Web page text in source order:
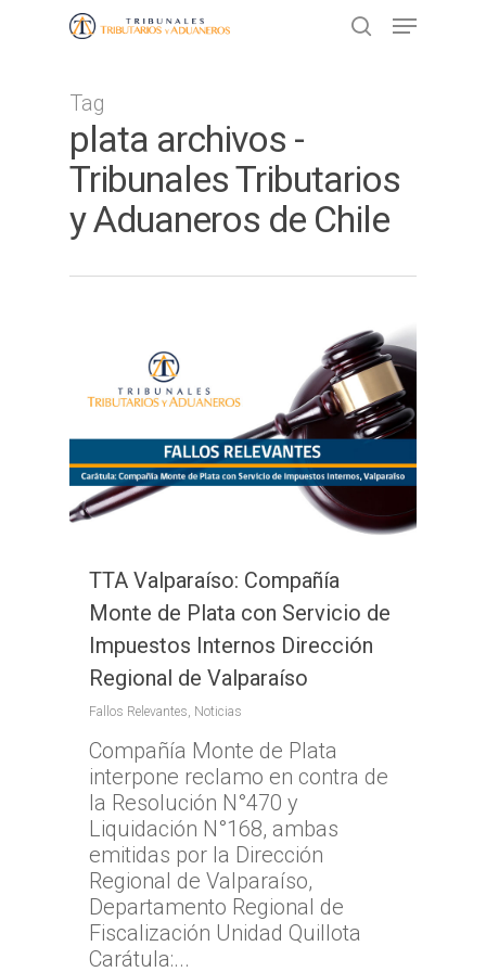
Presione ENTER para buscar o ESC
para cerrar
Tag
plata archivos -
Tribunales Tributarios
y Aduaneros de Chile
TTA Valparaíso: Compañía
Monte de Plata con Servicio de
Impuestos Internos Dirección
Regional de Valparaíso
Fallos Relevantes, Noticias
Compañía Monte de Plata
interpone reclamo en contra de
la Resolución N°470 y
Liquidación N°168, ambas
emitidas por la Dirección
Regional de Valparaíso,
Departamento Regional de
Fiscalización Unidad Quillota
Carátula:...